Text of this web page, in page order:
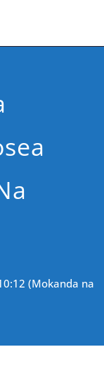
(Mokanda na